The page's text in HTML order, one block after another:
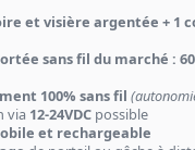
et visière argentée + 1
sans fil du marché :
100% sans fil
via 12-24VDC possible
et rechargeable